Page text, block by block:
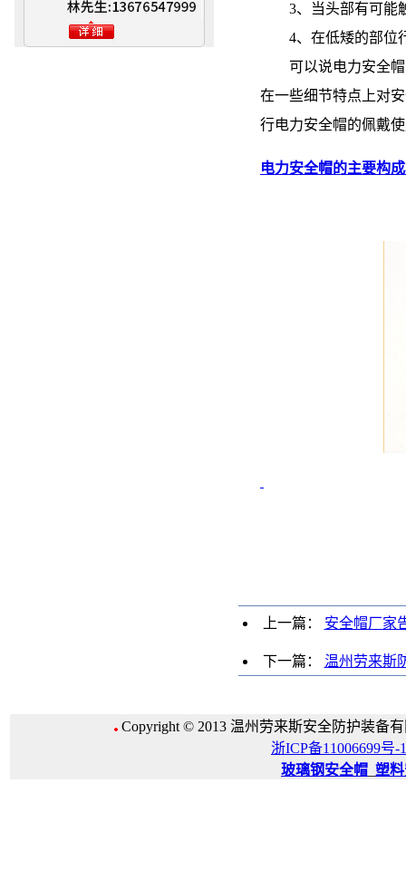
3、当头部有可能
4、在低矮的部位行
可以说电力安全帽
在一些细节特点上对
行电力安全帽的佩戴
电力安全帽的主要构
上一篇： 安全帽厂家
下一篇： 温州劳来斯
Copyright © 2013 温州劳来斯安全防护装备
浙ICP备11006699号-1
玻璃钢安全帽 塑